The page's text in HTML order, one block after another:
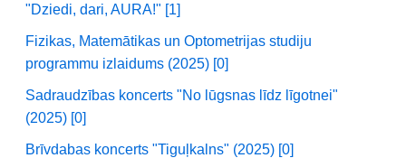
"Dziedi, dari, AURA!" [1]
Fizikas, Matemātikas un Optometrijas studiju
programmu izlaidums (2025) [0]
Sadraudzības koncerts "No lūgsnas līdz līgotnei"
(2025) [0]
Brīvdabas koncerts "Tiguļkalns" (2025) [0]